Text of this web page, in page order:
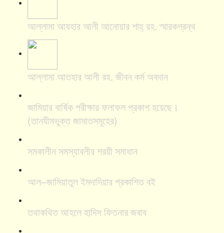
আল্লামা আযহার আলী আনোয়ার শাহ্‌ রহ. স্মারকগ্রন্থ
আল্লামা আতহার আলী রহ. জীবন কর্ম অবদান
জামিয়ার বার্ষিক পরীক্ষার ফলাফল প্রকাশ হয়েছে।
(তানযীমভুক্ত জামাতসমূহের)
সমকালীন সমস্যাবলীর শরয়ী সমাধান
আল–জামিয়াতুল ইমদাদিয়ার প্রকাশিত বই
তথাকথিত আহলে হাদিস ফিতনার জবাব